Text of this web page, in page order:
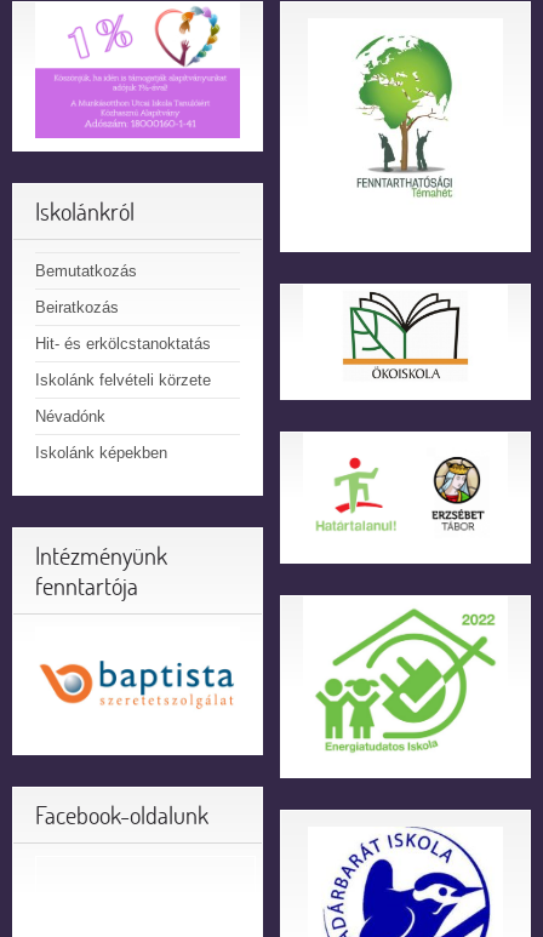
Iskolánkról
Bemutatkozás
Beiratkozás
Hit- és erkölcstanoktatás
Iskolánk felvételi körzete
Névadónk
Iskolánk képekben
Intézményünk
fenntartója
Facebook-oldalunk